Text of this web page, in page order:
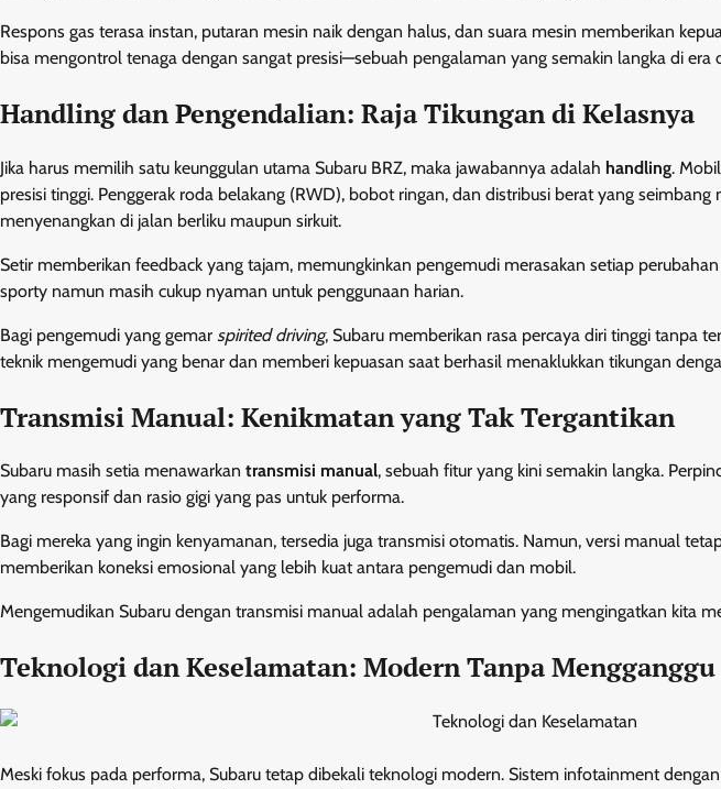
Respons gas terasa instan, putaran mesin naik dengan halus, dan suara mesin memberikan
bisa mengontrol tenaga dengan sangat presisi—sebuah pengalaman yang semakin langka di era
Handling dan Pengendalian: Raja Tikungan di Kelasnya
Jika harus memilih satu keunggulan utama Subaru BRZ, maka jawabannya adalah handling.
presisi tinggi. Penggerak roda belakang (RWD), bobot ringan, dan distribusi berat yang seimbang
menyenangkan di jalan berliku maupun sirkuit.
Setir memberikan feedback yang tajam, memungkinkan pengemudi merasakan setiap
sporty namun masih cukup nyaman untuk penggunaan harian.
Bagi pengemudi yang gemar spirited driving, Subaru memberikan rasa percaya diri tinggi tanpa
teknik mengemudi yang benar dan memberi kepuasan saat berhasil menaklukkan tikungan
Transmisi Manual: Kenikmatan yang Tak Tergantikan
Subaru masih setia menawarkan transmisi manual, sebuah fitur yang kini semakin langka.
yang responsif dan rasio gigi yang pas untuk performa.
Bagi mereka yang ingin kenyamanan, tersedia juga transmisi otomatis. Namun, versi manual
memberikan koneksi emosional yang lebih kuat antara pengemudi dan mobil.
Mengemudikan Subaru dengan transmisi manual adalah pengalaman yang mengingatkan kita
Teknologi dan Keselamatan: Modern Tanpa Mengganggu
Meski fokus pada performa, Subaru tetap dibekali teknologi modern. Sistem infotainment